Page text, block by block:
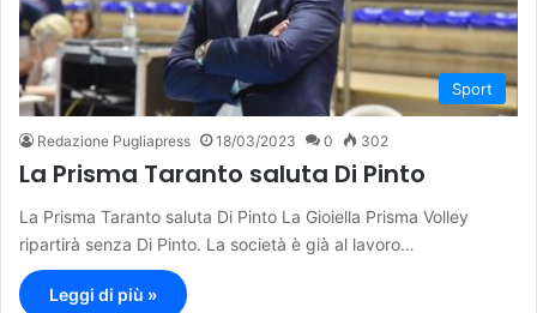
Sport
Redazione Pugliapress 18/03/2023 0 302
La Prisma Taranto saluta Di Pinto
La Prisma Taranto saluta Di Pinto La Gioiella Prisma Volley
ripartirà senza Di Pinto. La società è già al lavoro…
Leggi di più »